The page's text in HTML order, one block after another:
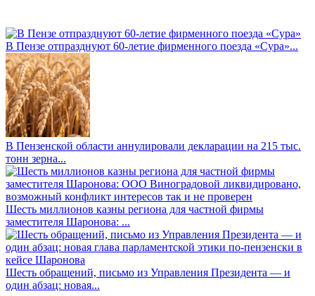
В Пензе отпразднуют 60-летие фирменного поезда «Сура»...
В Пензенской области аннулировали декларации на 215 тыс.
тонн зерна...
Шесть миллионов казны региона для частной фирмы
заместителя Шаронова: ...
Шесть обращений, письмо из Управления Президента — и
один абзац: новая...